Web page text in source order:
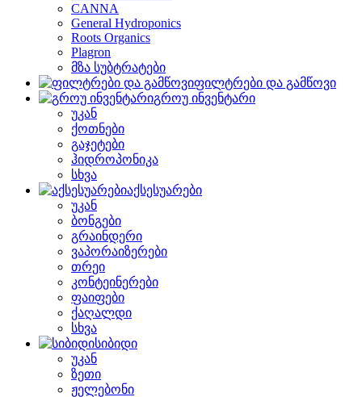
CANNA
General Hydroponics
Roots Organics
Plagron
მზა სუბტრატები
ფილტრები და გამწოვი
გროუ ინვენტარი
უკან
ქოთნები
გაჯეტები
ჰიდროპონიკა
სხვა
აქსესუარები
უკან
ბონგები
გრაინდერი
ვაპორაიზერები
თრეი
კონტეინერები
ფაიფები
ქაღალდი
სხვა
სიბიდი
უკან
ზეთი
ჟელებონი